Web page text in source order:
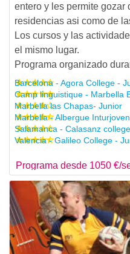
entero y les permite gozar
residencias asi como de
Los cursos y las
el mismo lugar.
Programa organizado
Barcelona - Agora College -
Camp linguistique - Marbella
Marbella las Chapas- Junior
Marbella - Albergue
Salamanca - Calasanz
Valencia - Galileo College -
Programa desde 1050 €/